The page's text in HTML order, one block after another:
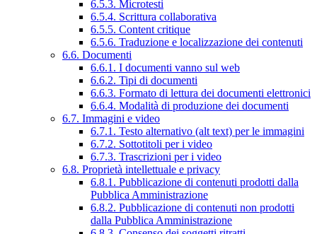
6.5.3. Microtesti
6.5.4. Scrittura collaborativa
6.5.5. Content critique
6.5.6. Traduzione e localizzazione dei contenuti
6.6. Documenti
6.6.1. I documenti vanno sul web
6.6.2. Tipi di documenti
6.6.3. Formato di lettura dei documenti elettronici
6.6.4. Modalità di produzione dei documenti
6.7. Immagini e video
6.7.1. Testo alternativo (alt text) per le immagini
6.7.2. Sottotitoli per i video
6.7.3. Trascrizioni per i video
6.8. Proprietà intellettuale e privacy
6.8.1. Pubblicazione di contenuti prodotti dalla
Pubblica Amministrazione
6.8.2. Pubblicazione di contenuti non prodotti
dalla Pubblica Amministrazione